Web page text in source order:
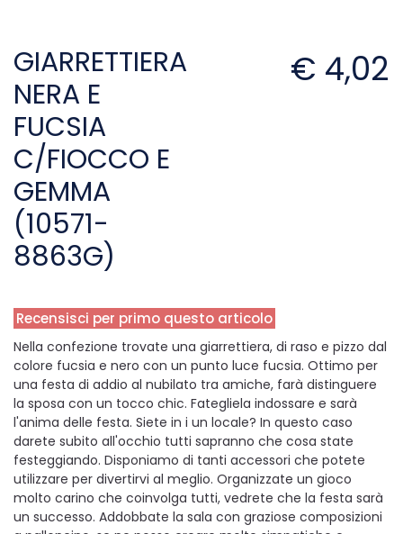
GIARRETTIERA
NERA E
FUCSIA
C/FIOCCO E
GEMMA
(10571-
8863G)
€ 4,02
Recensisci per primo questo articolo
Nella confezione trovate una giarrettiera, di raso e pizzo dal
colore fucsia e nero con un punto luce fucsia. Ottimo per
una festa di addio al nubilato tra amiche, farà distinguere
la sposa con un tocco chic. Fategliela indossare e sarà
l'anima delle festa. Siete in i un locale? In questo caso
darete subito all'occhio tutti sapranno che cosa state
festeggiando. Disponiamo di tanti accessori che potete
utilizzare per divertirvi al meglio. Organizzate un gioco
molto carino che coinvolga tutti, vedrete che la festa sarà
un successo. Addobbate la sala con graziose composizioni